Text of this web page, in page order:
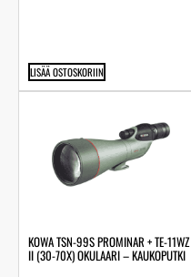
LISÄÄ OSTOSKORIIN
KOWA TSN-99S PROMINAR + TE-11WZ
II (30-70X) OKULAARI – KAUKOPUTKI